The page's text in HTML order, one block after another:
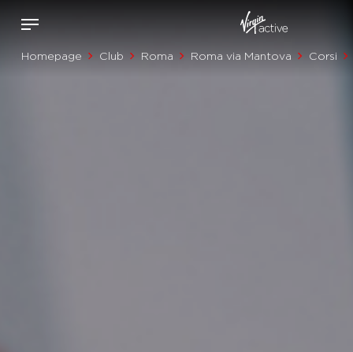
Homepage Club Roma Roma via Mantova Corsi